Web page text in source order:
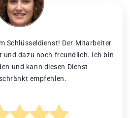
Schlüsseldienst! Der Mitarbeiter
und dazu noch freundlich. Ich bin
und kann diesen Dienst
empfehlen.